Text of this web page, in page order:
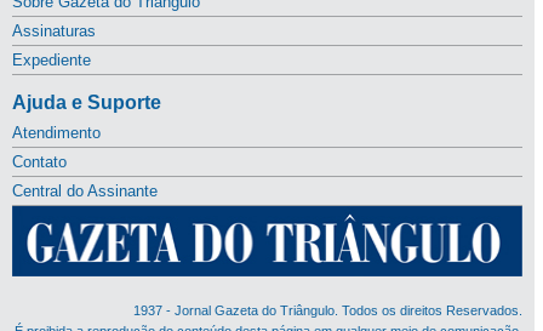
Assinaturas
Expediente
Ajuda e Suporte
Atendimento
Contato
Central do Assinante
1937 - Jornal Gazeta do Triângulo. Todos os direitos Reservados.